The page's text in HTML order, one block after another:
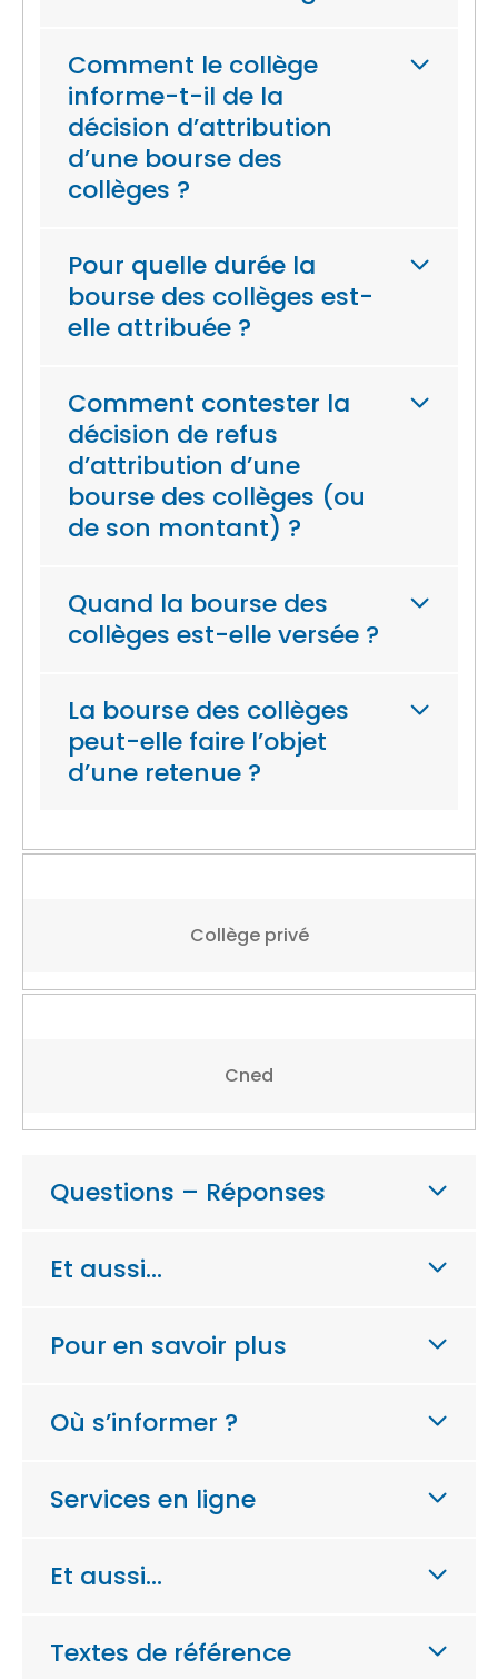
Comment le collège
informe-t-il de la
décision d’attribution
d’une bourse des
collèges ?
Pour quelle durée la
bourse des collèges est-
elle attribuée ?
Comment contester la
décision de refus
d’attribution d’une
bourse des collèges (ou
de son montant) ?
Quand la bourse des
collèges est-elle versée ?
La bourse des collèges
peut-elle faire l’objet
d’une retenue ?
Collège privé
Cned
Questions – Réponses
Et aussi…
Pour en savoir plus
Où s’informer ?
Services en ligne
Et aussi…
Textes de référence